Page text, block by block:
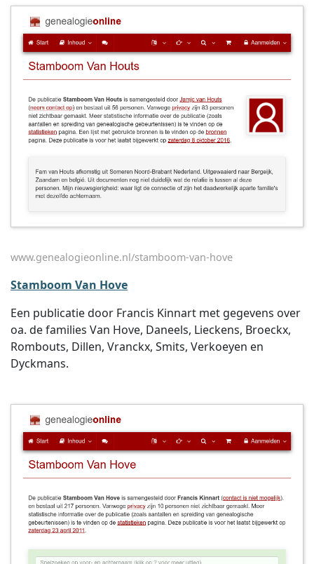
www.genealogieonline.nl/stamboom-van-hove
Stamboom Van Hove
Een publicatie door Francis Kinnart met gegevens over
oa. de families Van Hove, Daneels, Lieckens, Broeckx,
Rombouts, Dillen, Vranckx, Smits, Verkoeyen en
Dyckmans.